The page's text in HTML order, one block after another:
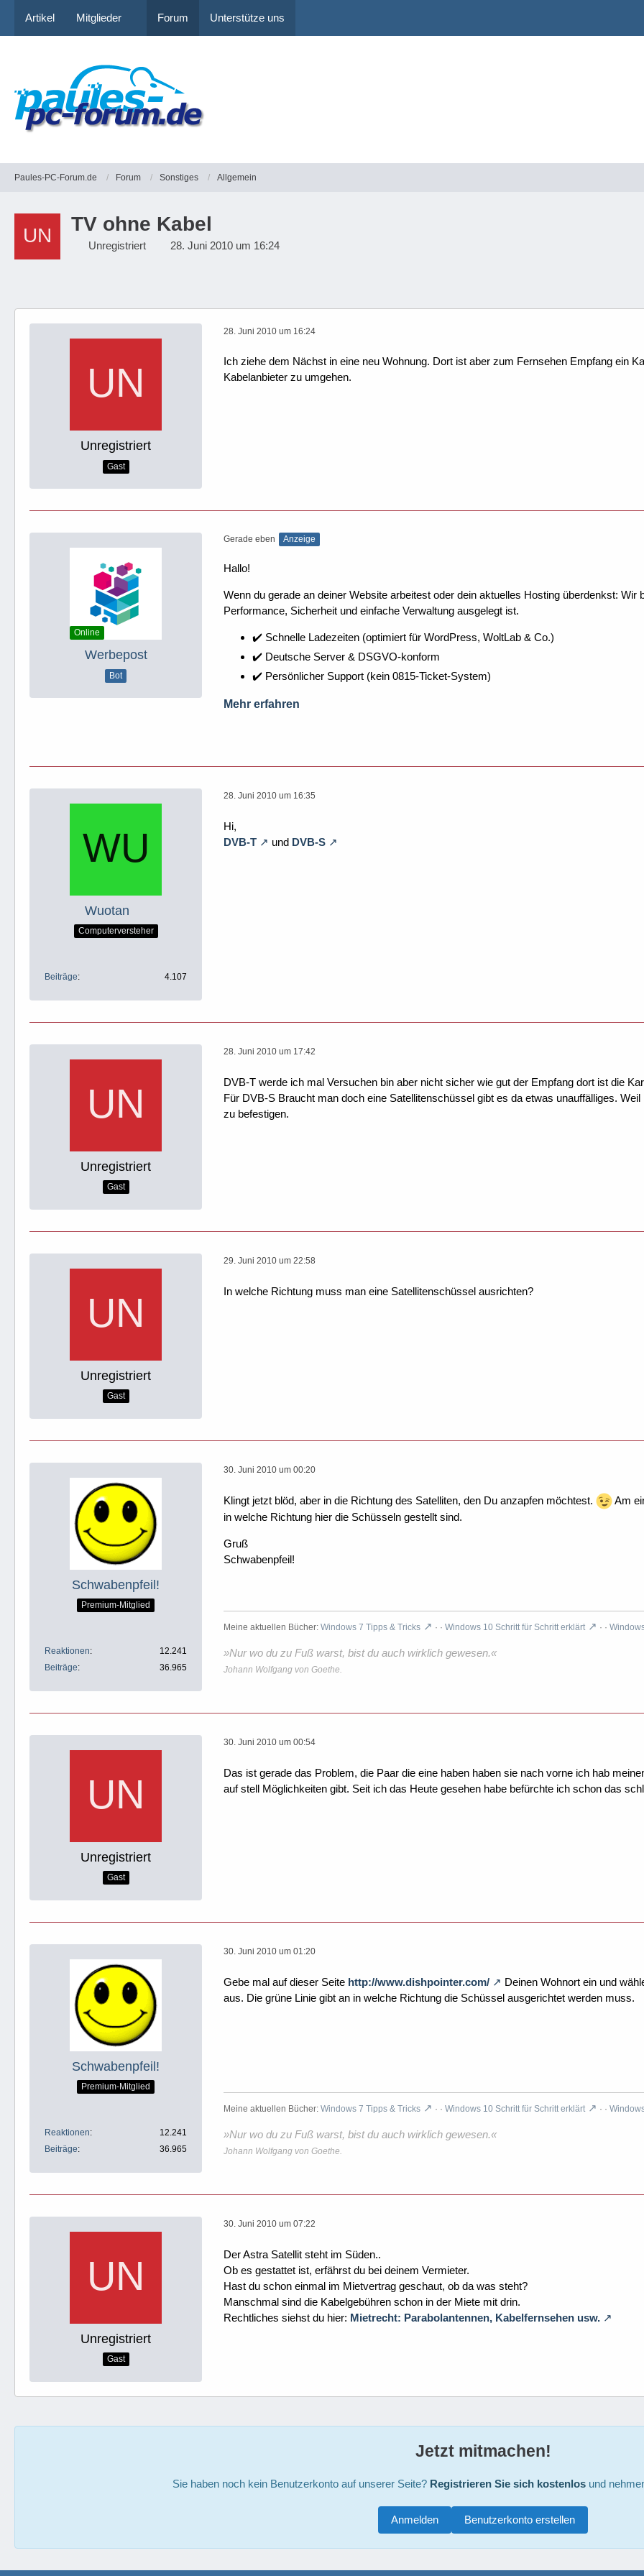
Artikel Mitglieder Forum Unterstütze uns
Paules-PC-Forum.de Forum Sonstiges Allgemein
TV ohne Kabel
Unregistriert 28. Juni 2010 um 16:24
Unregistriert
Gast
28. Juni 2010 um 16:24
Ich ziehe dem Nächst in eine neu Wohnung. Dort ist aber zum Fernsehen Empfang ein
Kabelanbieter zu umgehen.
Online
Werbepost
Bot
Gerade eben Anzeige
Hallo!
Wenn du gerade an deiner Website arbeitest oder dein aktuelles Hosting überdenkst:
Performance, Sicherheit und einfache Verwaltung ausgelegt ist.
✔️ Schnelle Ladezeiten (optimiert für WordPress, WoltLab & Co.)
✔️ Deutsche Server & DSGVO-konform
✔️ Persönlicher Support (kein 0815-Ticket-System)
Mehr erfahren
Wuotan
Computerversteher
Beiträge 4.107
28. Juni 2010 um 16:35
Hi,
DVB-T
und DVB-S
Unregistriert
Gast
28. Juni 2010 um 17:42
DVB-T werde ich mal Versuchen bin aber nicht sicher wie gut der Empfang dort ist die
Für DVB-S Braucht man doch eine Satellitenschüssel gibt es da etwas unauffälliges.
zu befestigen.
Unregistriert
Gast
29. Juni 2010 um 22:58
In welche Richtung muss man eine Satellitenschüssel ausrichten?
Schwabenpfeil!
Premium-Mitglied
Reaktionen
12.241
Beiträge
36.965
30. Juni 2010 um 00:20
Klingt jetzt blöd, aber in die Richtung des Satelliten, den Du anzapfen möchtest.
Am
in welche Richtung hier die Schüsseln gestellt sind.
Gruß
Schwabenpfeil!
Meine aktuellen Bücher: Windows 7 Tipps & Tricks · · Windows 10 Schritt für Schritt erklärt · ·
»Nur wo du zu Fuß warst, bist du auch wirklich gewesen.«
Johann Wolfgang von Goethe.
Unregistriert
Gast
30. Juni 2010 um 00:54
Das ist gerade das Problem, die Paar die eine haben haben sie nach vorne ich hab
auf stell Möglichkeiten gibt. Seit ich das Heute gesehen habe befürchte ich schon das
Schwabenpfeil!
Premium-Mitglied
Reaktionen
12.241
Beiträge
36.965
30. Juni 2010 um 01:20
Gebe mal auf dieser Seite http://www.dishpointer.com/
Deinen Wohnort ein und
aus. Die grüne Linie gibt an in welche Richtung die Schüssel ausgerichtet werden muss.
Meine aktuellen Bücher: Windows 7 Tipps & Tricks · · Windows 10 Schritt für Schritt erklärt · ·
»Nur wo du zu Fuß warst, bist du auch wirklich gewesen.«
Johann Wolfgang von Goethe.
Unregistriert
Gast
30. Juni 2010 um 07:22
Der Astra Satellit steht im Süden..
Ob es gestattet ist, erfährst du bei deinem Vermieter.
Hast du schon einmal im Mietvertrag geschaut, ob da was steht?
Manschmal sind die Kabelgebühren schon in der Miete mit drin.
Rechtliches siehst du hier: Mietrecht: Parabolantennen, Kabelfernsehen usw.
Jetzt mitmachen!
Sie haben noch kein Benutzerkonto auf unserer Seite? Registrieren Sie sich kostenlosund
Benutzerkonto erstellen
Anmelden